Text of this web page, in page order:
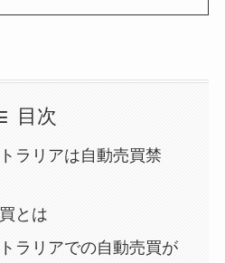
目次
ラリアは自動売買禁
とは
ラリアでの自動売買が